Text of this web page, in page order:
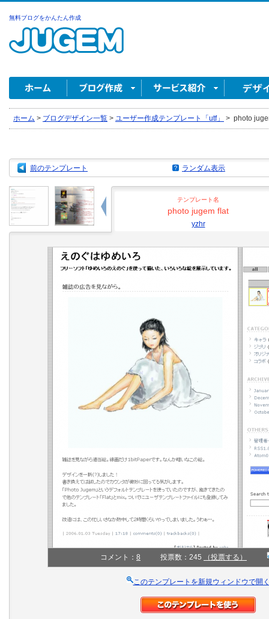
無料ブログをかんたん作成
ホーム > ブログデザイン一覧 > ユーザー作成テンプレート「utf」 > photo
前のテンプレート ランダム表示
テンプレート名
photo jugem flat
yzhr
コメント： 8 投票数：245 （投票する）
このテンプレートを新規ウィンドウで開